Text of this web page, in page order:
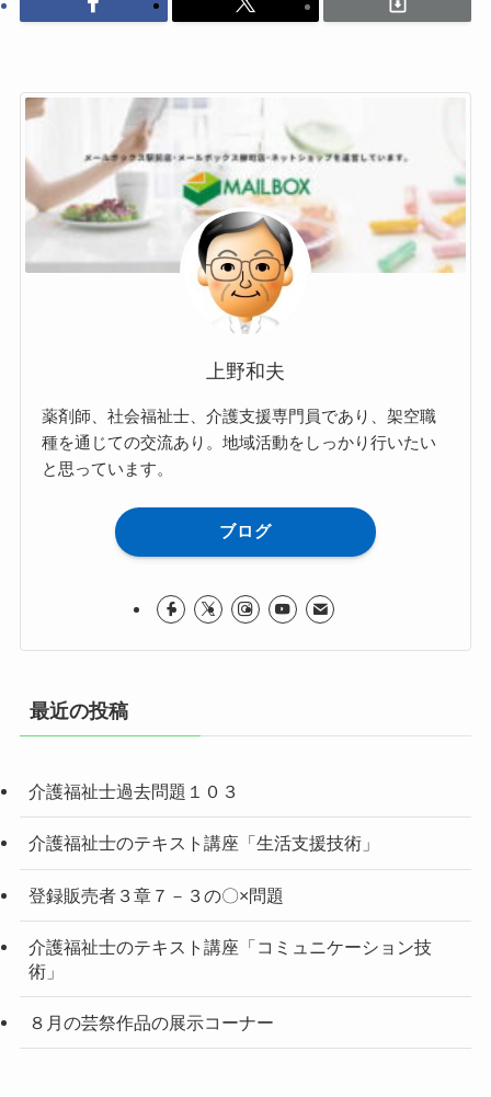
上野和夫
薬剤師、社会福祉士、介護支援専門員であり、架空職
種を通じての交流あり。地域活動をしっかり行いたい
と思っています。
ブログ
最近の投稿
介護福祉士過去問題１０３
介護福祉士のテキスト講座「生活支援技術」
登録販売者３章７－３の〇×問題
介護福祉士のテキスト講座「コミュニケーション技
術」
８月の芸祭作品の展示コーナー